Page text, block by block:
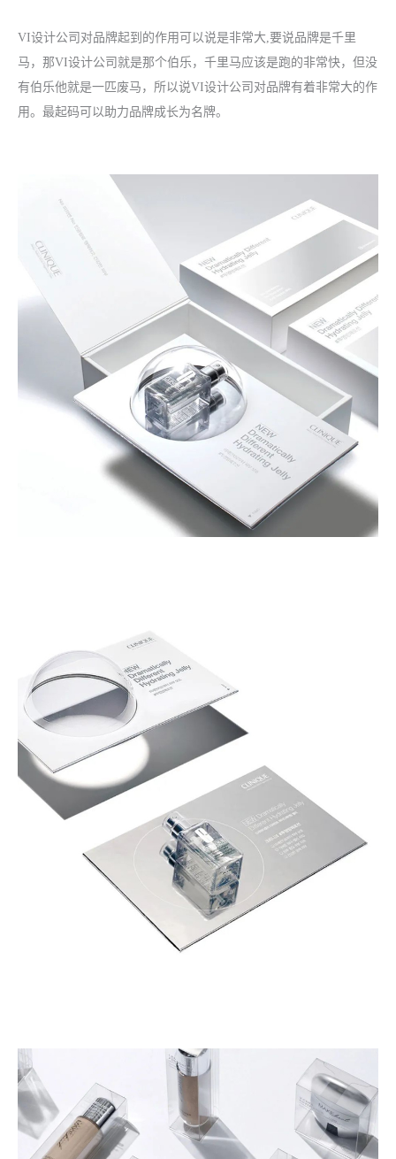
VI设计公司 对品牌起到的作用可以说是非常大,要说品牌是千里
马，那VI设计公司就是那个伯乐，千里马应该是跑的非常快，但没
有伯乐他就是一匹废马，所以说VI设计公司对品牌有着非常大的作
用。最起码可以助力品牌成长为名牌。